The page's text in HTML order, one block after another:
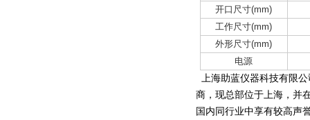
开口尺寸(mm)
工作尺寸(mm)
外形尺寸(mm)
电源
上海助蓝仪器科技有限
商，现总部位于上海，并
国内同行业中享有较高声